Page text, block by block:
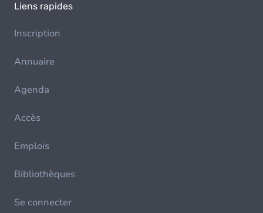
Liens rapides
Inscription
Annuaire
Agenda
Accès
Emplois
Bibliothèques
Se connecter